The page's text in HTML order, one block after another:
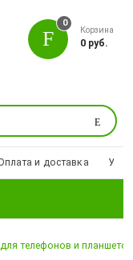
Поиск
0
Корзина
0 руб.
и доставка
телефонов и планшетов